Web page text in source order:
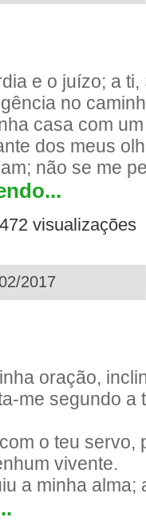
e o juízo; a
no
casa com
dos meus
não se me
visualizações
2017
oração,
me segundo a
o teu servo,
vivente.
a minha alma;